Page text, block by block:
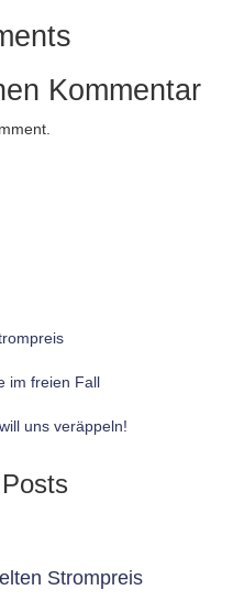
Kommentar
im freien Fall
uns veräppeln!
Strompreis